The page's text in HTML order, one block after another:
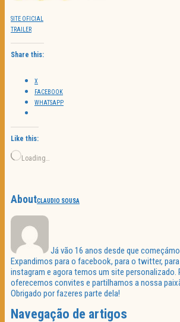
SITE OFICIAL
TRAILER
Share this:
X
FACEBOOK
WHATSAPP
Like this:
Loading…
AboutCLAUDIO SOUSA
Já vão 16 anos desde que
Expandimos para o facebook, para o twitter,
instagram e agora temos um site personalizado.
oferecemos convites e partilhamos a nossa
Obrigado por fazeres parte dela!
Navegação de artigos